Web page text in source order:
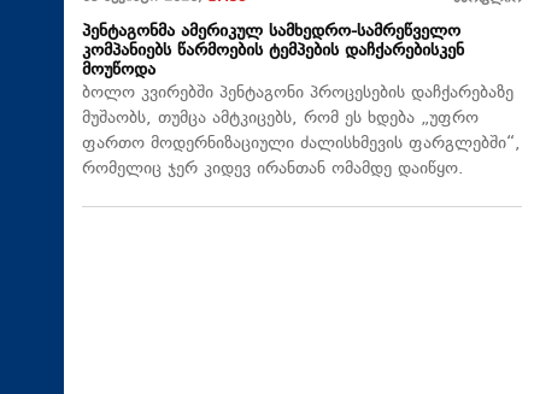
პენტაგონმა ამერიკულ სამხედრო-სამრეწველო
კომპანიებს წარმოების ტემპების დაჩქარებისკენ
მოუწოდა
ბოლო კვირებში პენტაგონი პროცესების დაჩქარებაზე
მუშაობს, თუმცა ამტკიცებს, რომ ეს ხდება „უფრო
ფართო მოდერნიზაციული ძალისხმევის ფარგლებში“,
რომელიც ჯერ კიდევ ირანთან ომამდე დაიწყო.